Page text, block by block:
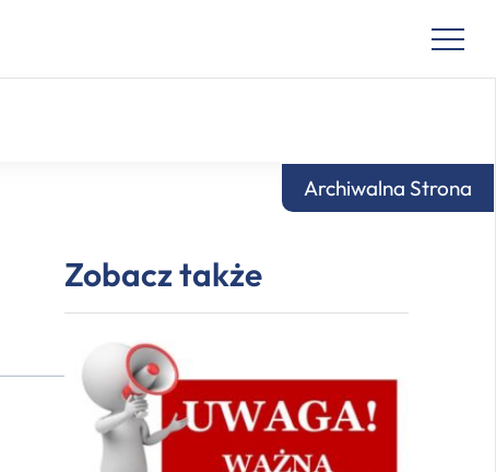
Archiwalna Strona
Zobacz także